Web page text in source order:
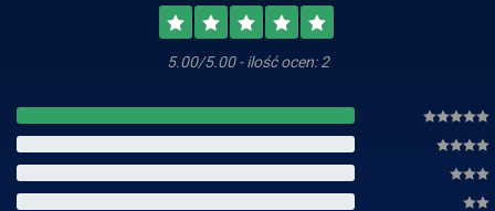
5.00/5.00 - ilość ocen: 2